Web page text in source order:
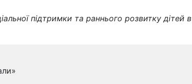
підтримки та раннього розвитку дітей в